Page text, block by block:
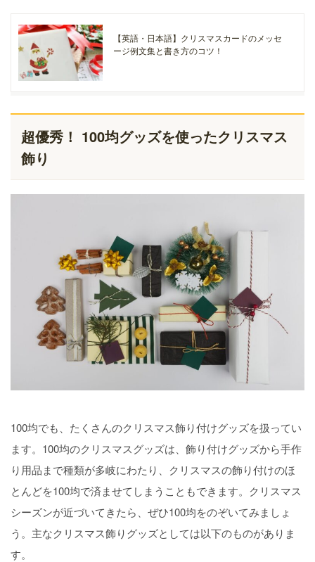
【英語・日本語】クリスマスカードのメッセ
ージ例文集と書き方のコツ！
超優秀！ 100均グッズを使ったクリスマス
飾り
100均でも、たくさんのクリスマス飾り付けグッズを扱ってい
ます。100均のクリスマスグッズは、飾り付けグッズから手作
り用品まで種類が多岐にわたり、クリスマスの飾り付けのほ
とんどを100均で済ませてしまうこともできます。クリスマス
シーズンが近づいてきたら、ぜひ100均をのぞいてみましょ
う。主なクリスマス飾りグッズとしては以下のものがありま
す。